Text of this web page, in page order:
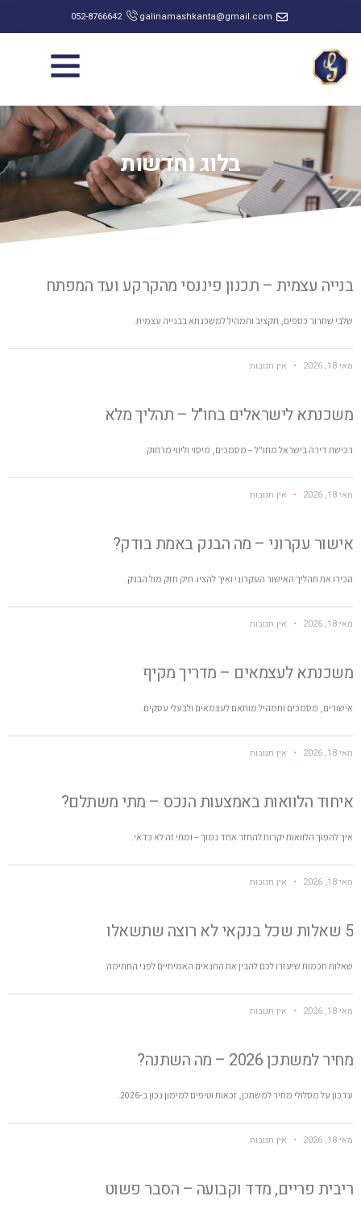
galinamashkanta@gmail.com
052-8766642
בלוג וחדשות
בנייה עצמית – תכנון פיננסי מהקרקע ועד המפתח
שלבי שחרור כספים, תקציב ותמהיל למשכנתא בבנייה עצמית.
מאי 18, 2026 אין תגובות
משכנתא לישראלים בחו"ל – תהליך מלא
רכישת דירה בישראל מחו"ל – מסמכים, מיסוי וליווי מרחוק.
מאי 18, 2026 אין תגובות
אישור עקרוני – מה הבנק באמת בודק?
הכירו את תהליך האישור העקרוני ואיך להציג תיק חזק מול הבנק.
מאי 18, 2026 אין תגובות
משכנתא לעצמאים – מדריך מקיף
אישורים, מסמכים ותמהיל מותאם לעצמאים ולבעלי עסקים.
מאי 18, 2026 אין תגובות
איחוד הלוואות באמצעות הנכס – מתי משתלם?
איך להפוך הלוואות יקרות להחזר אחד נמוך – ומתי זה לא כדאי.
מאי 18, 2026 אין תגובות
5 שאלות שכל בנקאי לא רוצה שתשאלו
שאלות חכמות שיעזרו לכם להבין את התנאים האמיתיים לפני החתימה.
מאי 18, 2026 אין תגובות
מחיר למשתכן 2026 – מה השתנה?
עדכון על מסלולי מחיר למשתכן, זכאות וטיפים למימון נכון ב-2026.
מאי 18, 2026 אין תגובות
ריבית פריים, מדד וקבועה – הסבר פשוט